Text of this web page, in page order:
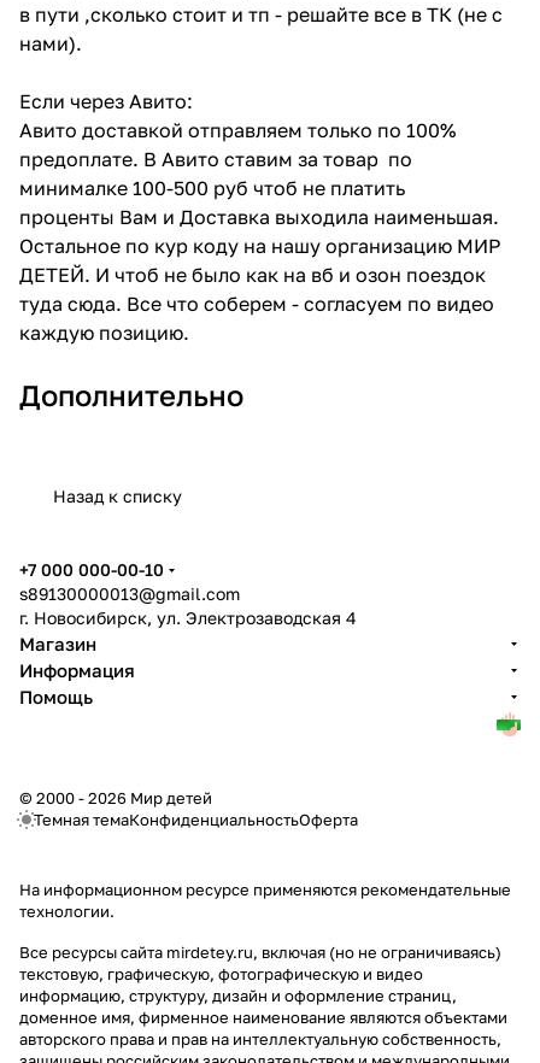
в пути ,сколько стоит и тп - решайте все в ТК (не с
нами).
Если через Авито:
Авито доставкой отправляем только по 100%
предоплате. В Авито ставим за товар по
минималке 100-500 руб чтоб не платить
проценты Вам и Доставка выходила наименьшая.
Остальное по кур коду на нашу организацию МИР
ДЕТЕЙ. И чтоб не было как на вб и озон поездок
туда сюда. Все что соберем - согласуем по видео
каждую позицию.
Дополнительно
Назад к списку
+7 000 000-00-10
s89130000013@gmail.com
г. Новосибирск, ул. Электрозаводская 4
Магазин
Информация
Помощь
© 2000 - 2026 Мир детей
Темная темаКонфиденциальностьОферта
На информационном ресурсе применяются рекомендательные
технологии.
Все ресурсы сайта mirdetey.ru, включая (но не ограничиваясь)
текстовую, графическую, фотографическую и видео
информацию, структуру, дизайн и оформление страниц,
доменное имя, фирменное наименование являются объектами
авторского права и прав на интеллектуальную собственность,